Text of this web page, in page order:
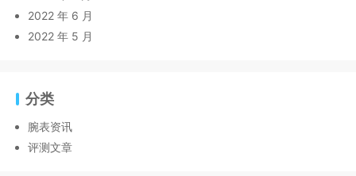
2022 年 6 月
2022 年 5 月
分类
腕表资讯
评测文章